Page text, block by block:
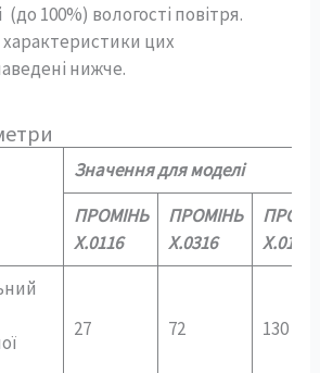
(до 100%) вологості повітря.
характеристики цих
нижче.
Значення для моделі
ПРОМІНЬ
Х.0116
ПРОМІНЬ
Х.0316
Х.0180
27 72 130